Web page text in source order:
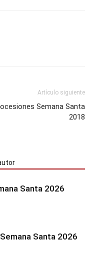
Artículo siguiente
Semana Santa
2018
Santa 2026
Santa 2026